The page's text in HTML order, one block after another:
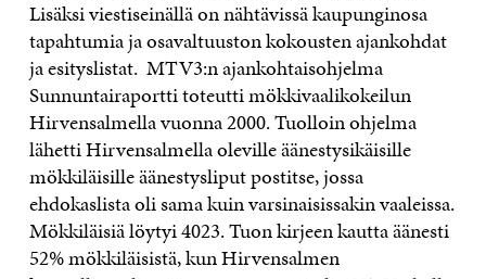
Lisäksi viestiseinällä on nähtävissä kaupunginosa
tapahtumia ja osavaltuuston kokousten ajankohdat
ja esityslistat. MTV3:n ajankohtaisohjelma
Sunnuntairaportti toteutti mökkivaalikokeilun
Hirvensalmella vuonna 2000. Tuolloin ohjelma
lähetti Hirvensalmella oleville äänestysikäisille
mökkiläisille äänestysliput postitse, jossa
ehdokaslista oli sama kuin varsinaisissakin vaaleissa.
Mökkiläisiä löytyi 4023. Tuon kirjeen kautta äänesti
52% mökkiläisistä, kun Hirvensalmen